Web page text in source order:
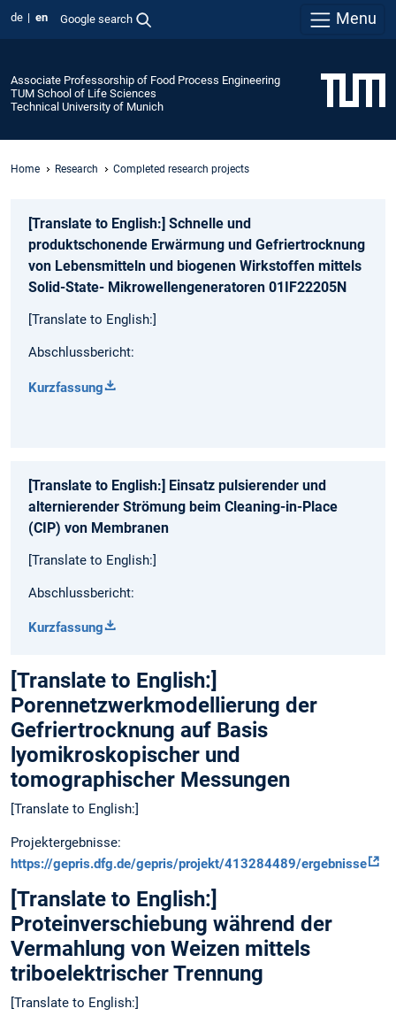
de en Google search Menu
Associate Professorship of Food Process Engineering
TUM School of Life Sciences
Technical University of Munich
Home Research Completed research projects
[Translate to English:] Schnelle und
produktschonende Erwärmung und Gefriertrocknung
von Lebensmitteln und biogenen Wirkstoffen mittels
Solid-State- Mikrowellengeneratoren 01IF22205N
[Translate to English:]
Abschlussbericht:
Kurzfassung
[Translate to English:] Einsatz pulsierender und
alternierender Strömung beim Cleaning-in-Place
(CIP) von Membranen
[Translate to English:]
Abschlussbericht:
Kurzfassung
[Translate to English:]
Porennetzwerkmodellierung der
Gefriertrocknung auf Basis
lyomikroskopischer und
tomographischer Messungen
[Translate to English:]
Projektergebnisse:
https://gepris.dfg.de/gepris/projekt/413284489/ergebnisse
[Translate to English:]
Proteinverschiebung während der
Vermahlung von Weizen mittels
triboelektrischer Trennung
[Translate to English:]